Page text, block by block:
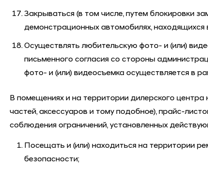
Закрываться (в том числе, путем блокировки
демонстрационных автомобилях, находящихся
Осуществлять любительскую фото- и (или)
письменного согласия со стороны
фото- и (или) видеосъемка осуществляется в
В помещениях и на территории дилерского
частей, аксессуаров и тому подобное), прайс-
соблюдения ограничений, установленных
Посещать и (или) находиться на территории
безопасности;